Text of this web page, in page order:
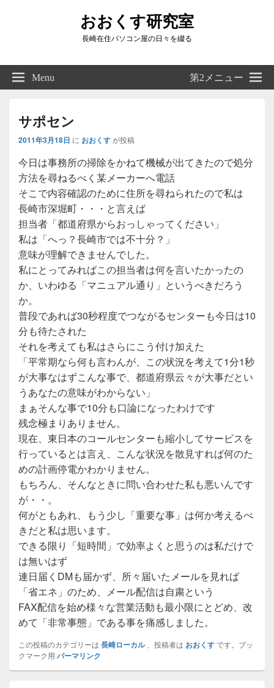
おおくす研究室
長崎在住パソコン屋の日々を綴る
Right
Sidebar
Widget
Menu 第2メニュー
サポセン
2011年3月18日 に おおくすが投稿
今日は事務所の掃除をかねて機械が出てきたので処分
方法を尋ねるべく某メーカーへ電話
そこで内容確認のために住所を尋ねられたので私は
長崎市深堀町・・・と言えば
担当者「都道府県からおっしゃってください」
私は「へっ？長崎市では不十分？」
意味が理解できませんでした。
私にとってみればこの担当者は何を言いたかったの
か、いわゆる「マニュアル通り」というべきだろう
か。
普段であれば30秒程度でつながるセンターも今日は10
分も待たされた
それを考えても私はさらにこう付け加えた
「平常期なら何も言わんが、この状況を考えて1分1秒
が大事なはずこんな事で、都道府県云々が大事だとい
うあなたの意味がわからない」
まぁそんな事で10分も口論になったわけです
残念極まりありません。
現在、東日本のコールセンターも縮小してサービスを
行っているとは言え、こんな状況を散見すれば何のた
めの計画停電かわかりません。
もちろん、そんなときに問い合わせた私も悪いんです
が・・。
何がともあれ、もう少し「重要な事」は何か考えるべ
きだと私は思います。
できる限り「短時間」で効率よくと思うのは私だけで
は無いはず
連日届くDMも届かず、所々届いたメールを見れば
「省エネ」のため、メール配信は自粛という
FAX配信を始め様々な営業活動も最小限にとどめ、改
めて「非常事態」である事を痛感しました。
この投稿のカテゴリーは 長崎ローカル、投稿者は おおくすです。ブッ
クマーク用 パーマリンク